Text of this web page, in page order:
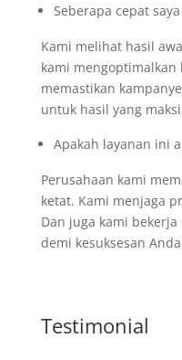
Seberapa cepat
Kami melihat hasil
kami mengoptimalkan
memastikan
untuk hasil yang
Apakah layanan ini
Perusahaan kami
ketat. Kami menjaga
Dan juga kami
demi kesuksesan
Testimonial